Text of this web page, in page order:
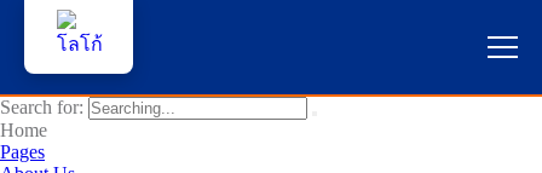
Search for:
Home
Pages
หน้าแรก